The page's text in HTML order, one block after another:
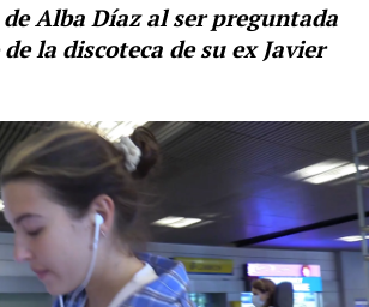
Alba Díaz al ser preguntada
la discoteca de su ex Javier
redes sociales